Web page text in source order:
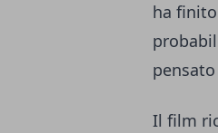
ha
pensato
Il film